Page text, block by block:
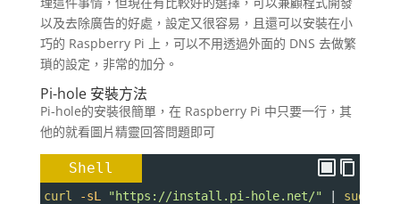
以及去除廣告的好處，設定又很容易，且還可以安裝在小
巧的 Raspberry Pi 上，可以不用透過外面的 DNS 去做繁
瑣的設定，非常的加分。
Pi-hole 安裝方法
Pi-hole的安裝很簡單，在 Raspberry Pi 中只要一行，其
他的就看圖片精靈回答問題即可
Shell
curl -sL "https://install.pi-hole.net/" sudo